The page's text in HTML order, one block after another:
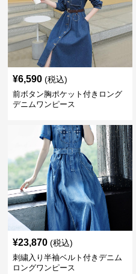
¥6,590 (税込)
前ボタン胸ポケット付きロング
デニムワンピース
¥23,870 (税込)
刺繍入り半袖ベルト付きデニム
ロングワンピース